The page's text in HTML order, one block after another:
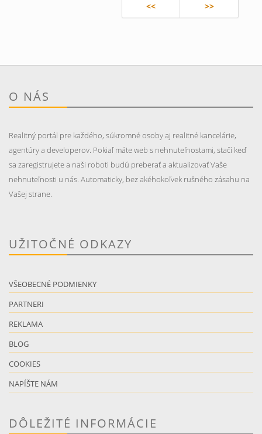
<< >>
O NÁS
Realitný portál pre každého, súkromné osoby aj realitné kancelárie,
agentúry a developerov. Pokiaľ máte web s nehnuteľnostami, stačí keď
sa zaregistrujete a naši roboti budú preberať a aktualizovať Vaše
nehnuteľnosti u nás. Automaticky, bez akéhokoľvek rušného zásahu na
Vašej strane.
UŽITOČNÉ ODKAZY
VŠEOBECNÉ PODMIENKY
PARTNERI
REKLAMA
BLOG
COOKIES
NAPÍŠTE NÁM
DÔLEŽITÉ INFORMÁCIE